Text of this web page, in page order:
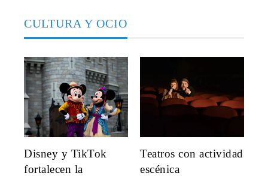
CULTURA Y OCIO
Disney y TikTok
fortalecen la
Teatros con actividad
escénica